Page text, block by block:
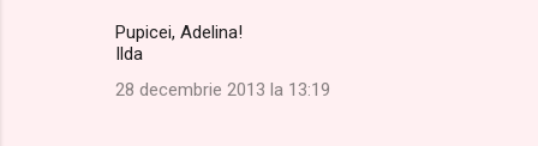
Pupicei, Adelina!
Ilda
28 decembrie 2013 la 13:19